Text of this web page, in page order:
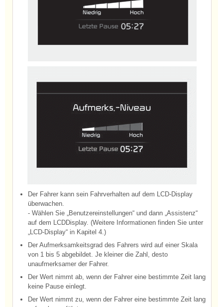
Der Fahrer kann sein Fahrverhalten auf dem LCD-Display
überwachen.
- Wählen Sie „Benutzereinstellungen“ und dann „Assistenz“
auf dem LCDDisplay. (Weitere Informationen finden Sie unter
„LCD-Display“ in Kapitel 4.)
Der Aufmerksamkeitsgrad des Fahrers wird auf einer Skala
von 1 bis 5 abgebildet. Je kleiner die Zahl, desto
unaufmerksamer der Fahrer.
Der Wert nimmt ab, wenn der Fahrer eine bestimmte Zeit lang
keine Pause einlegt.
Der Wert nimmt zu, wenn der Fahrer eine bestimmte Zeit lang